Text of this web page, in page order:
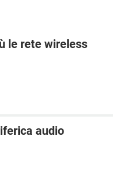
le rete wireless
audio